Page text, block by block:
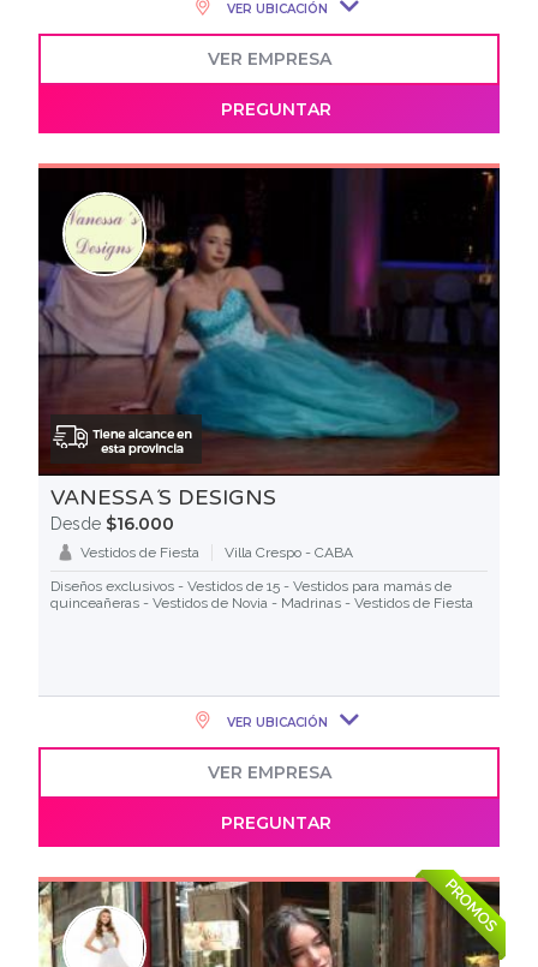
VER UBICACIÓN
VER EMPRESA
PREGUNTAR
VANESSA´S DESIGNS
Desde $16.000
Vestidos de Fiesta
Villa Crespo - CABA
Diseños exclusivos - Vestidos de 15 - Vestidos para mamás de
quinceañeras - Vestidos de Novia - Madrinas - Vestidos de Fiesta
VER UBICACIÓN
VER EMPRESA
PREGUNTAR
PROMOS